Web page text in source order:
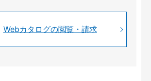
Webカタログの閲覧・請求